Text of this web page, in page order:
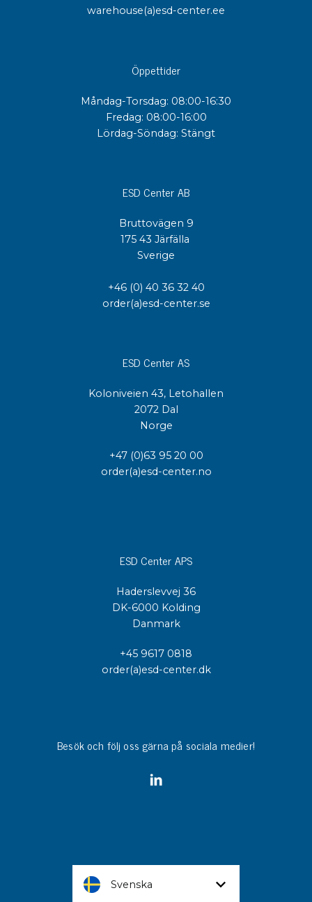
warehouse(a)esd-center.ee
Öppettider
Måndag-Torsdag: 08:00-16:30
Fredag: 08:00-16:00
Lördag-Söndag: Stängt
ESD Center AB
Bruttovägen 9
175 43 Järfälla
Sverige
+46 (0) 40 36 32 40
order(a)esd-center.se
ESD Center AS
Koloniveien 43, Letohallen
2072 Dal
Norge
+47 (0)63 95 20 00
order(a)esd-center.no
ESD Center APS
Haderslevvej 36
DK-6000 Kolding
Danmark
+45 9617 0818
order(a)esd-center.dk
Besök och följ oss gärna på sociala medier!
Svenska